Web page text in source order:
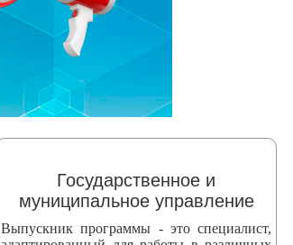
Государственное и
муниципальное управление
Выпускник программы - это специалист,